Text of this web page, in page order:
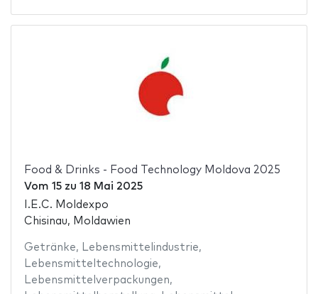
Food & Drinks - Food Technology Moldova 2025
Vom 15zu 18 Mai 2025
I.E.C. Moldexpo
Chisinau, Moldawien
Getränke, Lebensmittelindustrie,
Lebensmitteltechnologie,
Lebensmittelverpackungen,